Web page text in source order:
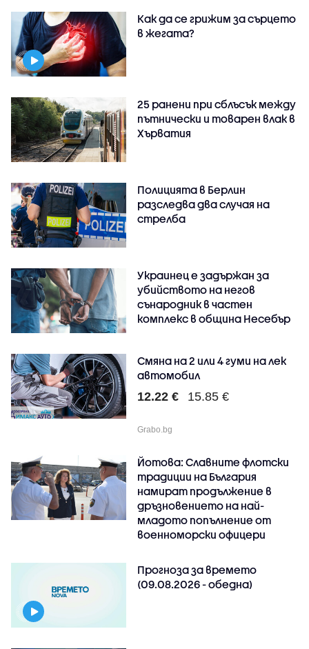
Как да се грижим за сърцето
в жегата?
25 ранени при сблъсък между
пътнически и товарен влак в
Хърватия
Полицията в Берлин
разследва два случая на
стрелба
Украинец е задържан за
убийството на негов
сънародник в частен
комплекс в община Несебър
Смяна на 2 или 4 гуми на лек
автомобил
12.22 € 15.85 €
Grabo.bg
Йотова: Славните флотски
традиции на България
намират продължение в
дръзновението на най-
младото попълнение от
военноморски офицери
Прогноза за времето
(09.08.2026 - обедна)